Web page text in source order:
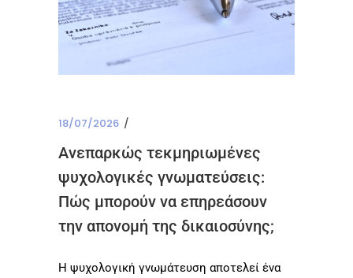
18/07/2026
Ανεπαρκώς τεκμηριωμένες
ψυχολογικές γνωματεύσεις:
Πώς μπορούν να επηρεάσουν
την απονομή της δικαιοσύνης;
Η ψυχολογική γνωμάτευση αποτελεί ένα